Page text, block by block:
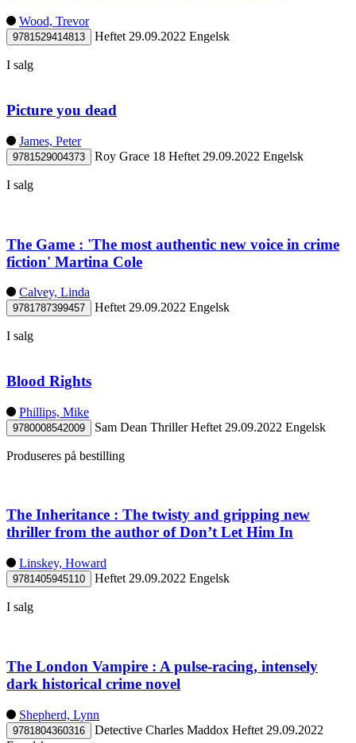
Wood, Trevor
9781529414813 Heftet 29.09.2022 Engelsk
I salg
Picture you dead
James, Peter
9781529004373 Roy Grace 18 Heftet 29.09.2022 Engelsk
I salg
The Game : 'The most authentic new voice in crime
fiction' Martina Cole
Calvey, Linda
9781787399457 Heftet 29.09.2022 Engelsk
I salg
Blood Rights
Phillips, Mike
9780008542009 Sam Dean Thriller Heftet 29.09.2022 Engelsk
Produseres på bestilling
The Inheritance : The twisty and gripping new
thriller from the author of Don’t Let Him In
Linskey, Howard
9781405945110 Heftet 29.09.2022 Engelsk
I salg
The London Vampire : A pulse-racing, intensely
dark historical crime novel
Shepherd, Lynn
9781804360316 Detective Charles Maddox Heftet 29.09.2022